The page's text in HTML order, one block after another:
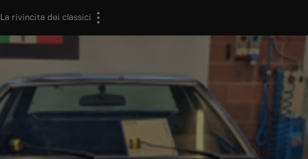
La rivincita dei classici